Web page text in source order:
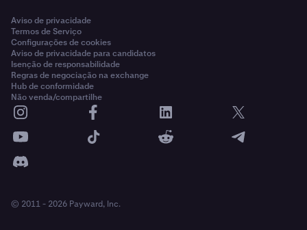
Aviso de privacidade
Termos de Serviço
Configurações de cookies
Aviso de privacidade para candidatos
Isenção de responsabilidade
Regras de negociação na exchange
Hub de conformidade
Não venda/compartilhe
© 2011 - 2026 Payward, Inc.